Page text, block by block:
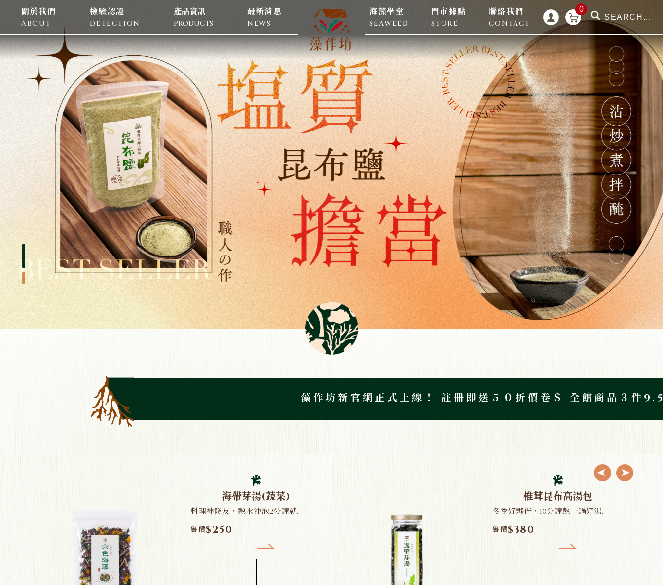
關於我們
ABOUT
檢驗認證
DETECTION
產品資訊
PRODUCTS
最新消息
NEWS
海藻學堂
SEAWEED
門市據點
STORE
聯絡我們
CONTACT
0
式上線！ 註冊即送５０折價卷＄ 全館商品３件9.5折６件９折 全館消費滿１５００元免運優惠中！
Previous
海帶芽湯(蔬菜)
料理神隊友，熱水沖泡2分鐘就..
售價$250
椎茸昆布高湯包
冬季好夥伴，10分鐘熬一鍋好湯..
售價$380
Next